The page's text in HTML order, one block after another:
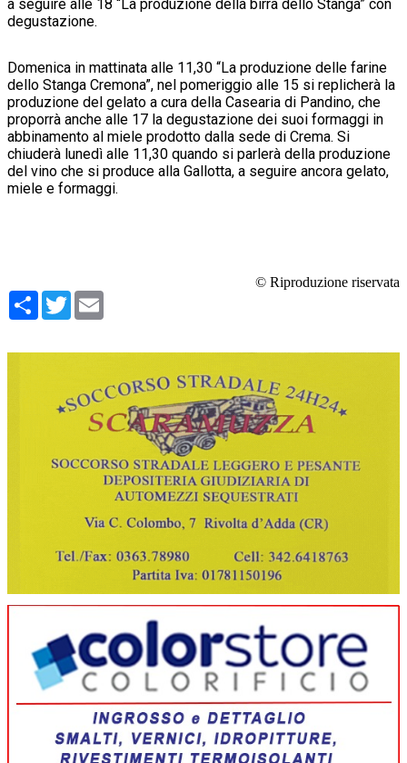
a seguire alle 18 “La produzione della birra dello Stanga” con
degustazione.
Domenica in mattinata alle 11,30 “La produzione delle farine
dello Stanga Cremona”, nel pomeriggio alle 15 si replicherà la
produzione del gelato a cura della Casearia di Pandino, che
proporrà anche alle 17 la degustazione dei suoi formaggi in
abbinamento al miele prodotto dalla sede di Crema. Si
chiuderà lunedì alle 11,30 quando si parlerà della produzione
del vino che si produce alla Gallotta, a seguire ancora gelato,
miele e formaggi.
© Riproduzione riservata
Condividi
Twitter